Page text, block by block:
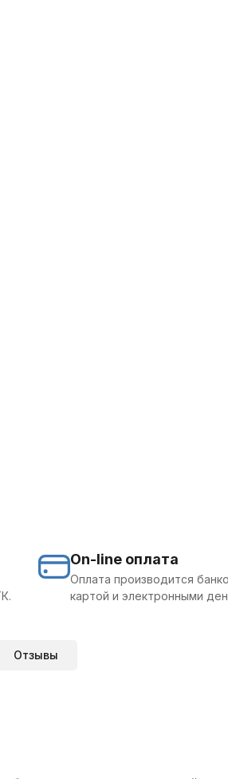
On-line оплата
Оплата производится
картой и электронными
Отзывы